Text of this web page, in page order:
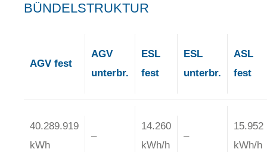
BÜNDELSTRUKTUR
AGV fest
AGV
unterbr.
ESL
fest
ESL
unterbr.
ASL
fest
40.289.919
kWh
–
14.260
kWh/h
–
15.952
kWh/h